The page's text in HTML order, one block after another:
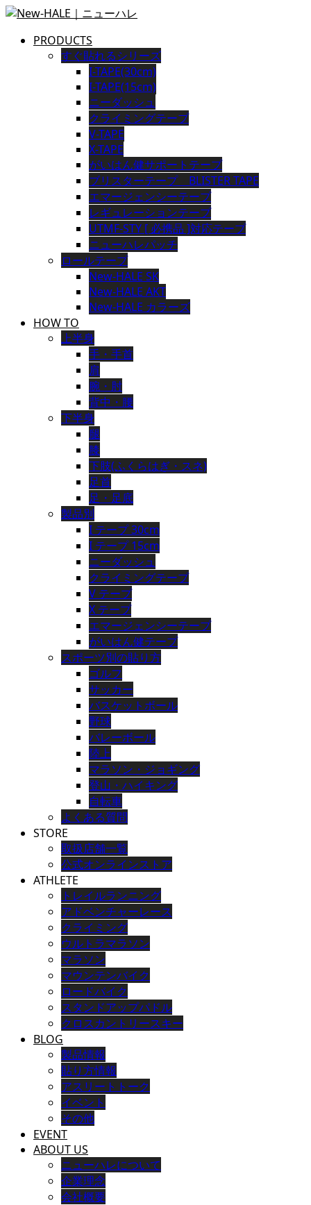
PRODUCTS
すぐ貼れるシリーズ
I-TAPE(30cm)
I-TAPE(15cm)
ニーダッシュ
クライミングテープ
V-TAPE
X-TAPE
がいはん健サポートテープ
ブリスターテープ BLISTER TAPE
エマージェンシーテープ
レギュレーションテープ
UTMF-STY [ 必携品 ]対応テープ
ニューハレパッチ
ロールテープ
New-HALE SK
New-HALE AKT
New-HALE カラーズ
HOW TO
上半身
手・手首
肩
腕・肘
背中・腰
下半身
腿
膝
下肢(ふくらはぎ・スネ)
足首
足・足底
製品別
I テープ 30cm
I テープ 15cm
ニーダッシュ
クライミングテープ
V テープ
X テープ
エマージェンシーテープ
がいはん健テープ
スポーツ別の貼り方
ゴルフ
サッカー
バスケットボール
野球
バレーボール
陸上
マラソン・ジョギング
登山・ハイキング
自転車
よくある質問
STORE
取扱店舗一覧
公式オンラインストア
ATHLETE
トレイルランニング
アドベンチャーレース
クライミング
ウルトラマラソン
マラソン
マウンテンバイク
ロードバイク
スタンドアップパドル
クロスカントリースキー
BLOG
製品情報
貼り方情報
アスリートトーク
イベント
その他
EVENT
ABOUT US
ニューハレについて
企業理念
会社概要